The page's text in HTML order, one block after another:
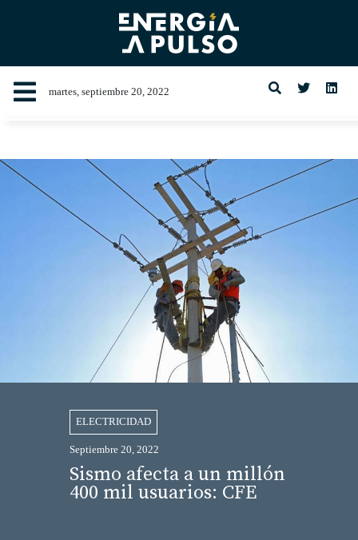
martes, septiembre 20, 2022
ELECTRICIDAD
Septiembre 20, 2022
Sismo afecta a un millón
400 mil usuarios: CFE